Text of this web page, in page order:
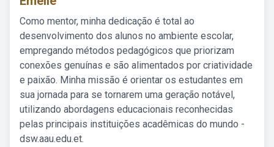
Como mentor, minha dedicação é total ao
desenvolvimento dos alunos no ambiente escolar,
empregando métodos pedagógicos que priorizam
conexões genuínas e são alimentados por criatividade
e paixão. Minha missão é orientar os estudantes em
sua jornada para se tornarem uma geração notável,
utilizando abordagens educacionais reconhecidas
pelas principais instituições acadêmicas do mundo -
dsw.aau.edu.et.